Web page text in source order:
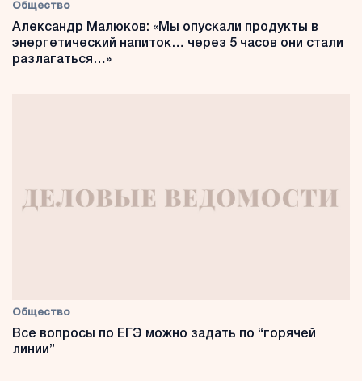
Общество
Александр Малюков: «Мы опускали продукты в
энергетический напиток… через 5 часов они стали
разлагаться…»
Общество
Все вопросы по ЕГЭ можно задать по “горячей
линии”